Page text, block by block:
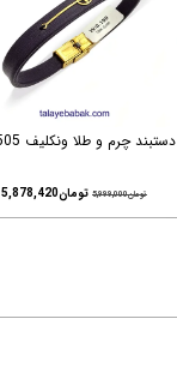
دستبند چرم و طلا ونکلیف DM505
تومان5,999,000 تومان5,878,420